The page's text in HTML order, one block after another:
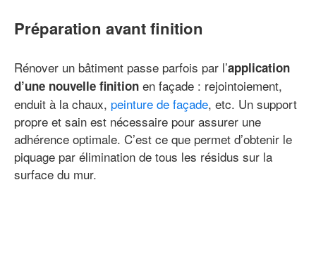
Préparation avant finition
Rénover un bâtiment passe parfois par l’application
d’une nouvelle finition en façade : rejointoiement,
enduit à la chaux, peinture de façade, etc. Un support
propre et sain est nécessaire pour assurer une
adhérence optimale. C’est ce que permet d’obtenir le
piquage par élimination de tous les résidus sur la
surface du mur.